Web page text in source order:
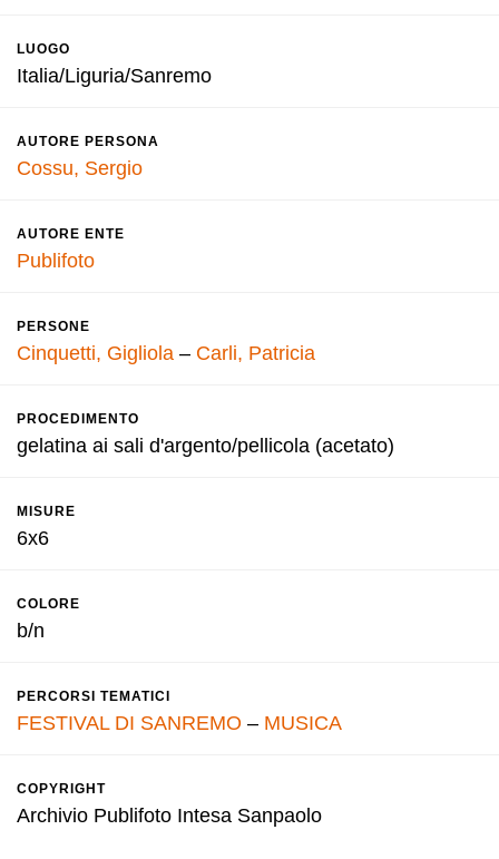
LUOGO
Italia/Liguria/Sanremo
AUTORE PERSONA
Cossu, Sergio
AUTORE ENTE
Publifoto
PERSONE
Cinquetti, Gigliola – Carli, Patricia
PROCEDIMENTO
gelatina ai sali d'argento/pellicola (acetato)
MISURE
6x6
COLORE
b/n
PERCORSI TEMATICI
FESTIVAL DI SANREMO – MUSICA
COPYRIGHT
Archivio Publifoto Intesa Sanpaolo